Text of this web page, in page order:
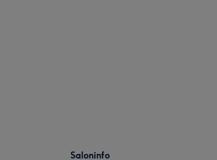
Saloninfo